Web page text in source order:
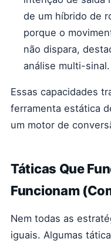
de um híbrido de
porque o
não dispara,
análise multi-sinal.
Essas capacidades
ferramenta estática
um motor de
Táticas Que
Funcionam
Nem todas as
iguais. Algumas